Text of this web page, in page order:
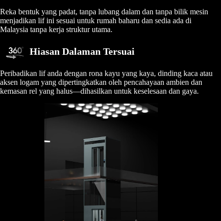
Reka bentuk yang padat, tanpa lubang dalam dan tanpa bilik mesin
menjadikan lif ini sesuai untuk rumah baharu dan sedia ada di
Malaysia tanpa kerja struktur utama.
Hiasan Dalaman Tersuai
Peribadikan lif anda dengan rona kayu yang kaya, dinding kaca atau
aksen logam yang dipertingkatkan oleh pencahayaan ambien dan
kemasan rel yang halus—dihasilkan untuk keselesaan dan gaya.